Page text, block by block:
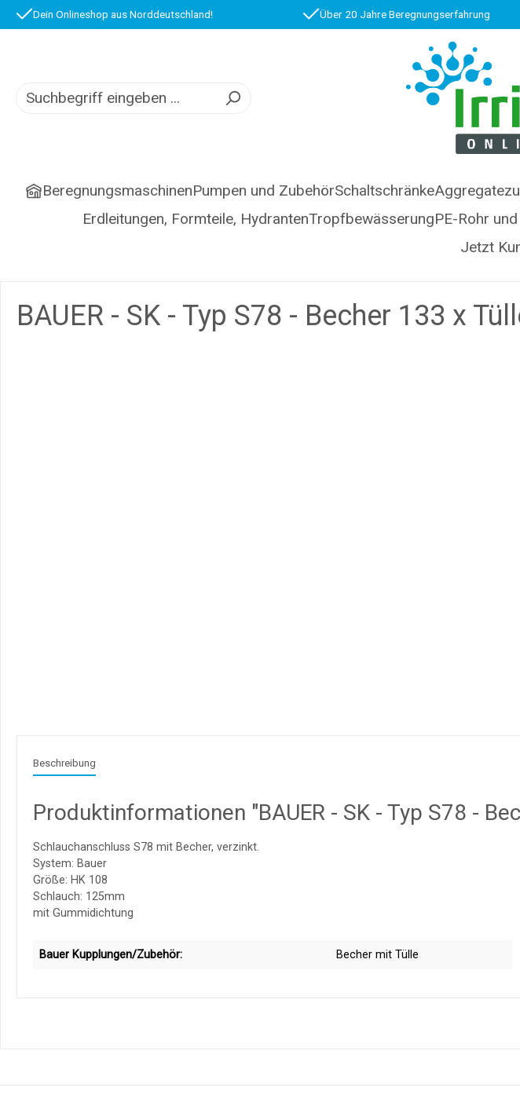
Zur Hauptnavigation springen
Dein Onlineshop aus Norddeutschland! Über 20 Jahre Beregnungserfahrung
BeregnungsmaschinenPumpen und ZubehörSchaltschränke
Erdleitungen, Formteile, HydrantenTropfbewässerungPE-Rohr
Jetzt
BAUER - SK - Typ S78 - Becher 133 x
Beschreibung
Produktinformationen "BAUER - SK - Typ S78 -
Schlauchanschluss S78 mit Becher, verzinkt.
System: Bauer
Größe: HK 108
Schlauch: 125mm
mit Gummidichtung
Bauer Kupplungen/Zubehör: Becher mit Tülle